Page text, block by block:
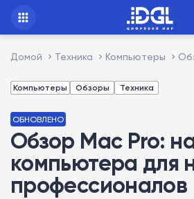
Домой Техника Компьютеры
Компьютеры Обзоры Техника
ОБНОВЛЕНО
Обзор Mac Pro:
компьютера для
профессионалов